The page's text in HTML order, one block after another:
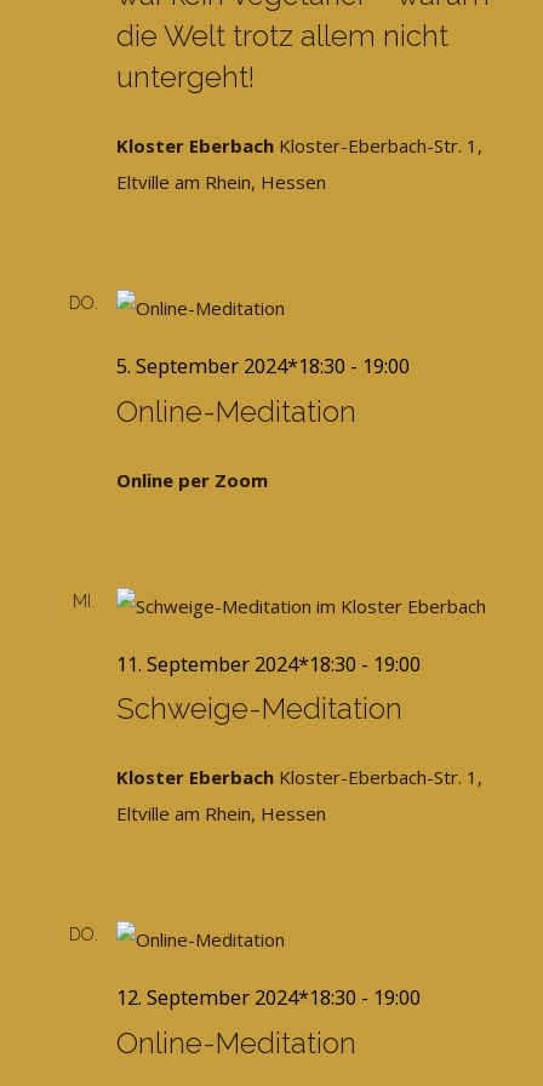
die Welt trotz allem nicht
untergeht!
Kloster Eberbach Kloster-Eberbach-Str. 1,
Eltville am Rhein, Hessen
DO.
5. September 2024*18:30 - 19:00
Online-Meditation
Online per Zoom
MI.
11. September 2024*18:30 - 19:00
Schweige-Meditation
Kloster Eberbach Kloster-Eberbach-Str. 1,
Eltville am Rhein, Hessen
DO.
12. September 2024*18:30 - 19:00
Online-Meditation